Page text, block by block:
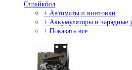
Страйкбол
+ Автоматы и винтовки
+ Аккумуляторы и зарядные
+ Показать все